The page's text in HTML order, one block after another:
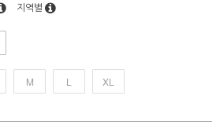
지역별
M L XL